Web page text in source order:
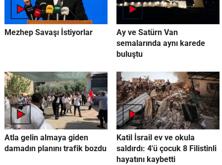
Mezhep Savaşı İstiyorlar
Ay ve Satürn Van
semalarında aynı karede
buluştu
Atla gelin almaya giden
damadın planını trafik bozdu
Katil İsrail ev ve okula
saldırdı: 4'ü çocuk 8 Filistinli
hayatını kaybetti